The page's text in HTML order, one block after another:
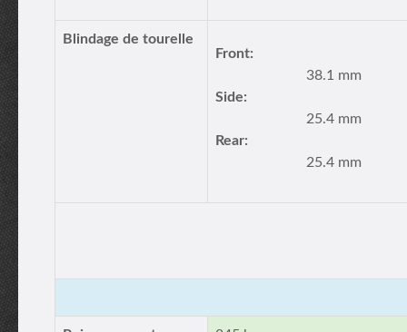
Blindage de tourelle
Front:
38.1 mm
Side:
25.4 mm
Rear:
25.4 mm